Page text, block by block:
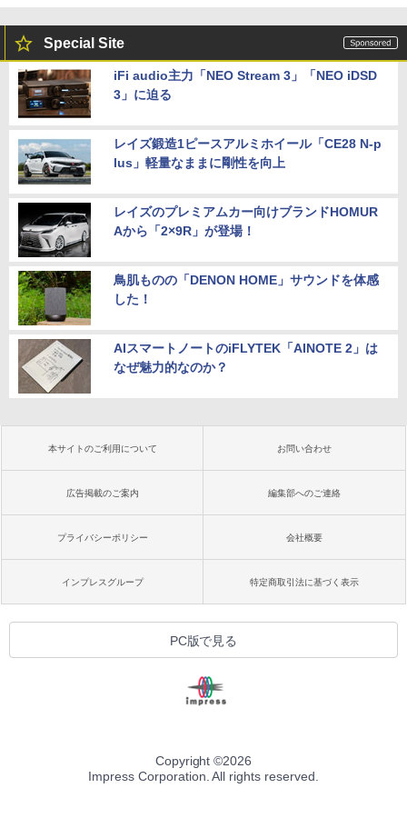
Special Site
iFi audio主力「NEO Stream 3」「NEO iDSD
3」に迫る
レイズ鍛造1ピースアルミホイール「CE28 N-p
lus」軽量なままに剛性を向上
レイズのプレミアムカー向けブランドHOMUR
Aから「2×9R」が登場！
鳥肌ものの「DENON HOME」サウンドを体感
した！
AIスマートノートのiFLYTEK「AINOTE 2」は
なぜ魅力的なのか？
本サイトのご利用について お問い合わせ
広告掲載のご案内 編集部へのご連絡
プライバシーポリシー 会社概要
インプレスグループ 特定商取引法に基づく表示
PC版で見る
Copyright ©2026
Impress Corporation. All rights reserved.